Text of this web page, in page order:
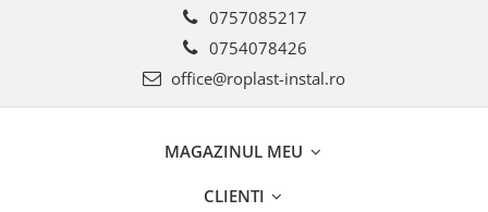
0757085217
0754078426
office@roplast-instal.ro
MAGAZINUL MEU
CLIENTI